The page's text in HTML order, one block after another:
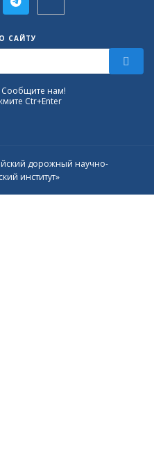
САЙТУ
нам!
Ctr+Enter
дорожный научно-
институт»